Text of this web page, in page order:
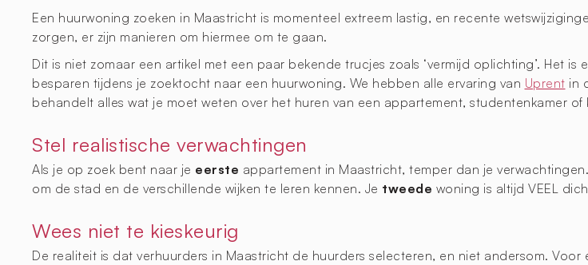
Een huurwoning zoeken in Maastricht is momenteel extreem lastig, en recente
zorgen, er zijn manieren om hiermee om te gaan.
Dit is niet zomaar een artikel met een paar bekende trucjes zoals ‘vermijd oplichting’. Het
besparen tijdens je zoektocht naar een huurwoning. We hebben alle ervaring van Uprent in
behandelt alles wat je moet weten over het huren van een appartement, studentenkamer of
Stel realistische verwachtingen
Als je op zoek bent naar je eerste appartement in Maastricht, temper dan je
om de stad en de verschillende wijken te leren kennen. Je tweede woning is altijd VEEL
Wees niet te kieskeurig
De realiteit is dat verhuurders in Maastricht de huurders selecteren, en niet andersom.